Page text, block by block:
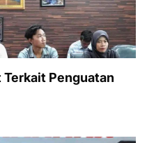
Terkait Penguatan